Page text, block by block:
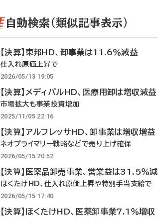
自動検索（類似記事表示）
【決算】東邦HD、卸事業は11.6％減益
仕入れ原価上昇で
2026/05/13 19:05
【決算】メディパルHD、医療用卸は増収減益
市場拡大も事業投資増加
2025/11/05 22:16
【決算】アルフレッサHD、卸事業は増収増益
ネオプライマリー戦略などで売り上げ確保
2026/05/15 20:52
【決算】医薬品卸売事業、営業益は31.5％減
ほくたけHD、仕入れ原価上昇や特別手当支給で
2026/05/15 17:40
【決算】ほくたけHD、医薬卸事業7.1％増収